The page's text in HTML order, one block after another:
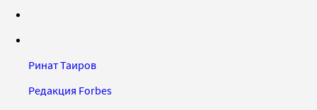
Ринат Таиров
Редакция Forbes